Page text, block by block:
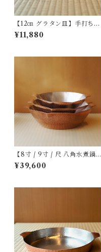
【12㎝ グラタン皿】手打ち銅
製
¥11,880
【8寸 / 9寸 / 尺 八角水煮鍋】
手打ち銅製
¥39,600